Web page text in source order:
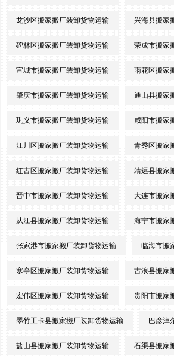
龙沙区搬家搬厂装卸货物运输 兴海县搬家
碑林区搬家搬厂装卸货物运输 荣成市搬家
宣城市搬家搬厂装卸货物运输 雨花区搬家
肇庆市搬家搬厂装卸货物运输 通山县搬家
巩义市搬家搬厂装卸货物运输 咸阳市搬家
江川区搬家搬厂装卸货物运输 青秀区搬家
红古区搬家搬厂装卸货物运输 靖远县搬家
晋中市搬家搬厂装卸货物运输 大连市搬家
从江县搬家搬厂装卸货物运输 海宁市搬家
张家港市搬家搬厂装卸货物运输 临海市搬
寒亭区搬家搬厂装卸货物运输 古浪县搬家
宏伟区搬家搬厂装卸货物运输 贵阳市搬家
墨竹工卡县搬家搬厂装卸货物运输 巴彦淖
盐山县搬家搬厂装卸货物运输 石渠县搬家